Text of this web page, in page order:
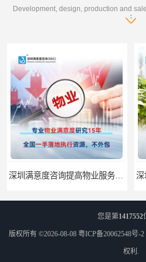
您是第1417552
版权所有 ©2026-08-08 粤ICP备20062548号-2
权利.